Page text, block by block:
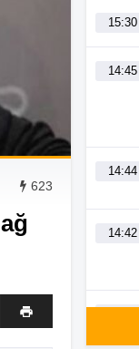
623
15:30
14:45
14:44
14:42